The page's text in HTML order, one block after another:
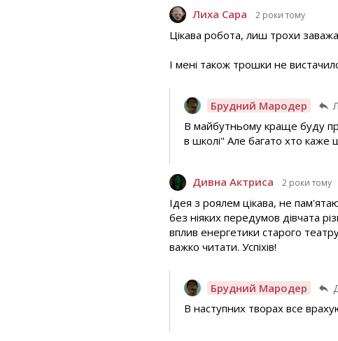
Лиха Сара 2 роки тому
Цікава робота, лиш трохи
І мені також трошки не
Брудний Мародер
В майбутньому краще буду
в школі" Але багато хто каже
Дивна Актриса 2 роки тому
Ідея з роялем цікава, не
без ніяких передумов дівчата
вплив енергетики старого
важко читати. Успіхів!
Брудний Мародер
В наступних творах все